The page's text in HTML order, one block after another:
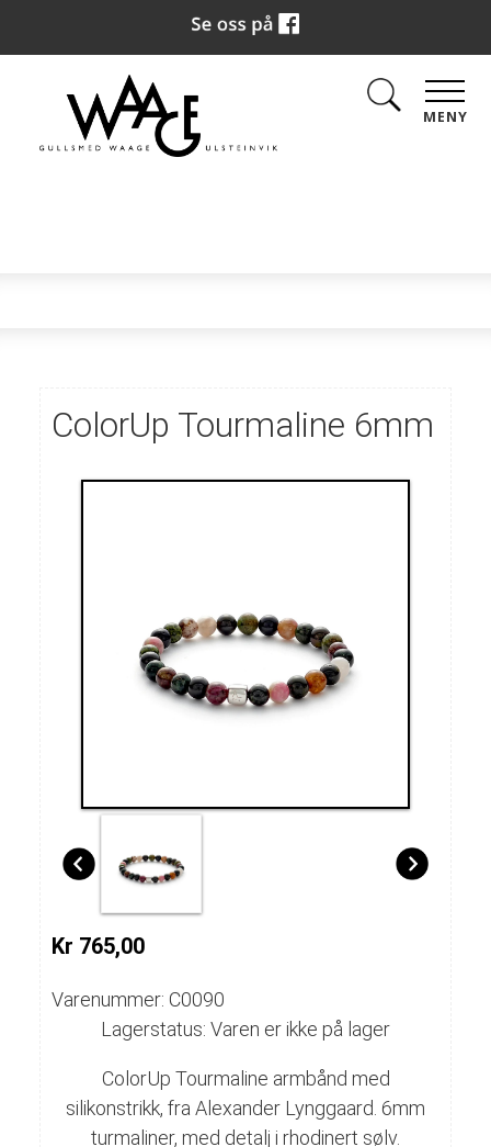
MENY
ColorUp Tourmaline 6mm
Kr 765,00
Varenummer: C0090
Lagerstatus: Varen er ikke på lager
ColorUp Tourmaline armbånd med
silikonstrikk, fra Alexander Lynggaard. 6mm
turmaliner, med detalj i rhodinert sølv.